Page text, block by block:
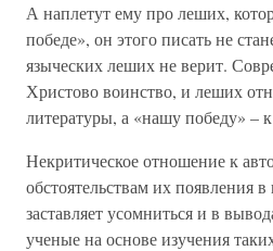
А наплетут ему про леших,
победе», он этого писать не
языческих леших не верит.
Христово воинство, и леших
литературы, а «нашу победу» –
Некритическое отношение к
обстоятельствам их появления
заставляет усомниться и в
ученые на основе изучения